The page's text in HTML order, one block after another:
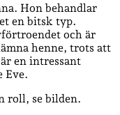
Hon behandlar
en bitsk typ.
och är
henne, trots att
en intressant
Eve.
roll, se bilden.